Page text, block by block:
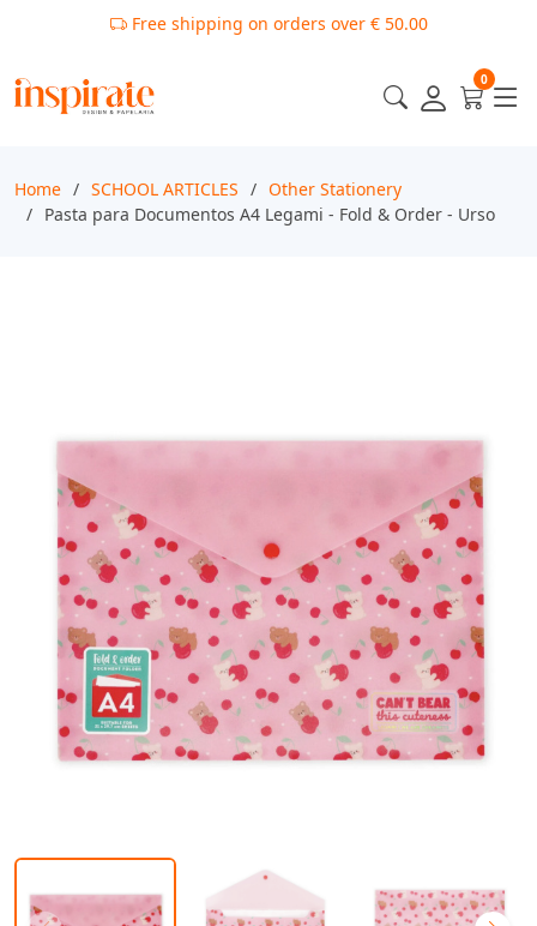
Free shipping on orders over € 50.00
0
Home SCHOOL ARTICLES
Other Stationery
Pasta para Documentos A4 Legami - Fold & Order - Urso